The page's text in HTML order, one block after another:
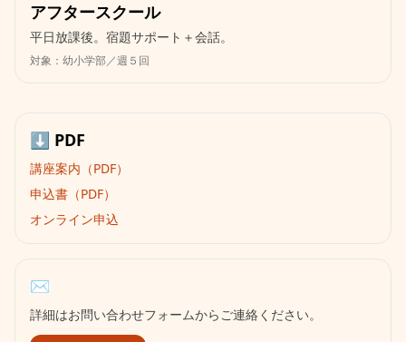
アフタースクール
平日放課後。宿題サポート＋会話。
対象：幼小学部／週５回
⬇︎ PDF
講座案内（PDF）
申込書（PDF）
オンライン申込
✉️
詳細はお問い合わせフォームからご連絡ください。